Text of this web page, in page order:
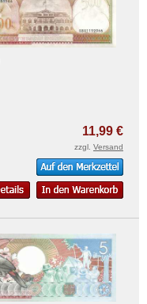
11,99 €
zzgl. Versand